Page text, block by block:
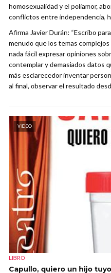
homosexualidad y el poliamor,
conflictos entre independencia,
Afirma Javier Durán: “Escribo
menudo que los temas
nada fácil expresar opiniones
contemplar y demasiados datos
más esclarecedor inventar
al final, observar el resultado
VIDEO
LIBRO
Capullo, quiero un hijo tuyo